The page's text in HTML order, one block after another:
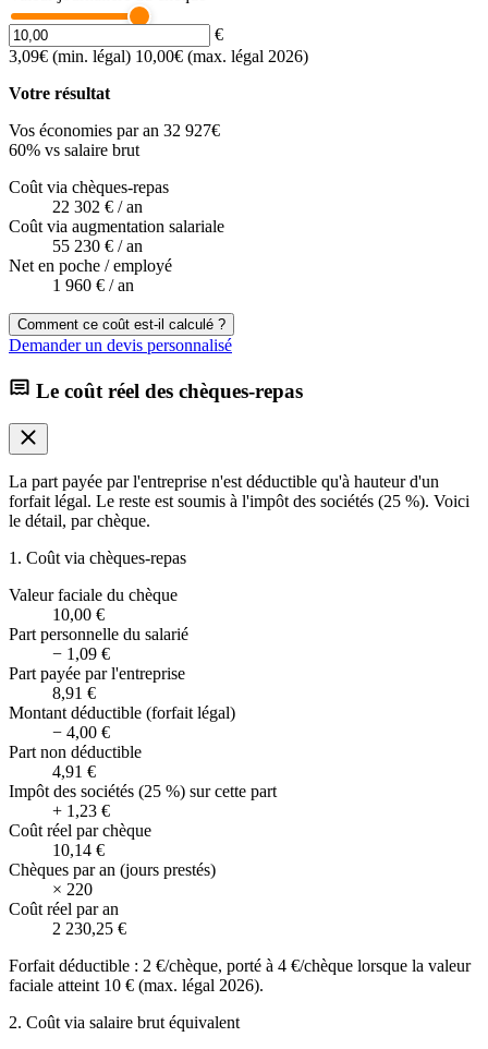
€
3,09€ (min. légal) 10,00€ (max. légal 2026)
Votre résultat
Vos économies par an 32 927€
60% vs salaire brut
Coût via chèques-repas
22 302 € / an
Coût via augmentation salariale
55 230 € / an
Net en poche / employé
1 960 € / an
Comment ce coût est-il calculé ?
Demander un devis personnalisé
Le coût réel des chèques-repas
La part payée par l'entreprise n'est déductible qu'à hauteur d'un
forfait légal. Le reste est soumis à l'impôt des sociétés (25 %). Voici
le détail, par chèque.
1. Coût via chèques-repas
Valeur faciale du chèque
10,00 €
Part personnelle du salarié
− 1,09 €
Part payée par l'entreprise
8,91 €
Montant déductible (forfait légal)
− 4,00 €
Part non déductible
4,91 €
Impôt des sociétés (25 %) sur cette part
+ 1,23 €
Coût réel par chèque
10,14 €
Chèques par an (jours prestés)
× 220
Coût réel par an
2 230,25 €
Forfait déductible : 2 €/chèque, porté à 4 €/chèque lorsque la valeur
faciale atteint 10 € (max. légal 2026).
2. Coût via salaire brut équivalent